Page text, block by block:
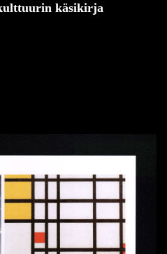
käsikirja